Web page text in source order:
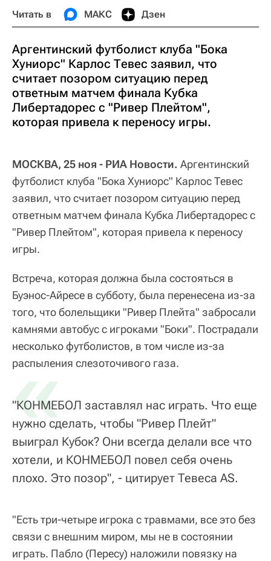
Читать в МАКС Дзен
Аргентинский футболист клуба "Бока
Хуниорс" Карлос Тевес заявил, что
считает позором ситуацию перед
ответным матчем финала Кубка
Либертадорес с "Ривер Плейтом",
которая привела к переносу игры.
МОСКВА, 25 ноя - РИА Новости. Аргентинский
футболист клуба "Бока Хуниорс" Карлос Тевес
заявил, что считает позором ситуацию перед
ответным матчем финала Кубка Либертадорес с
"Ривер Плейтом", которая привела к переносу
игры.
Встреча, которая должна была состояться в
Буэнос-Айресе в субботу, была перенесена из-за
того, что болельщики "Ривер Плейта" забросали
камнями автобус с игроками "Боки". Пострадали
несколько футболистов, в том числе из-за
распыления слезоточивого газа.
«
"КОНМЕБОЛ заставлял нас играть. Что еще
нужно сделать, чтобы "Ривер Плейт"
выиграл Кубок? Они всегда делали все что
хотели, и КОНМЕБОЛ повел себя очень
плохо. Это позор", - цитирует Тевеса AS.
"Есть три-четыре игрока с травмами, все это без
связи с внешним миром, мы не в состоянии
играть. Пабло (Пересу) наложили повязку на